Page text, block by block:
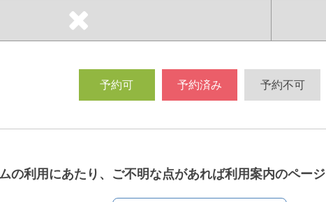
予約可 予約済み 予約不可
の利用にあたり、ご不明な点があれば利用案内のページ